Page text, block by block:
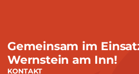
Gemeinsam im
Wernstein am Inn!
KONTAKT